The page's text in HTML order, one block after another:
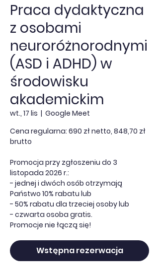
Praca dydaktyczna
z osobami
neuroróżnorodnymi
(ASD i ADHD) w
środowisku
akademickim
wt., 17 lis
  |
Google Meet
Cena regularna: 690 zł netto, 848,70 zł
brutto
Promocja przy zgłoszeniu do 3
listopada 2026 r.:
- jednej i dwóch osób otrzymają
Państwo 10% rabatu lub
- 50% rabatu dla trzeciej osoby lub
- czwarta osoba gratis.
Promocje nie łączą się!
Wstępna rezerwacja